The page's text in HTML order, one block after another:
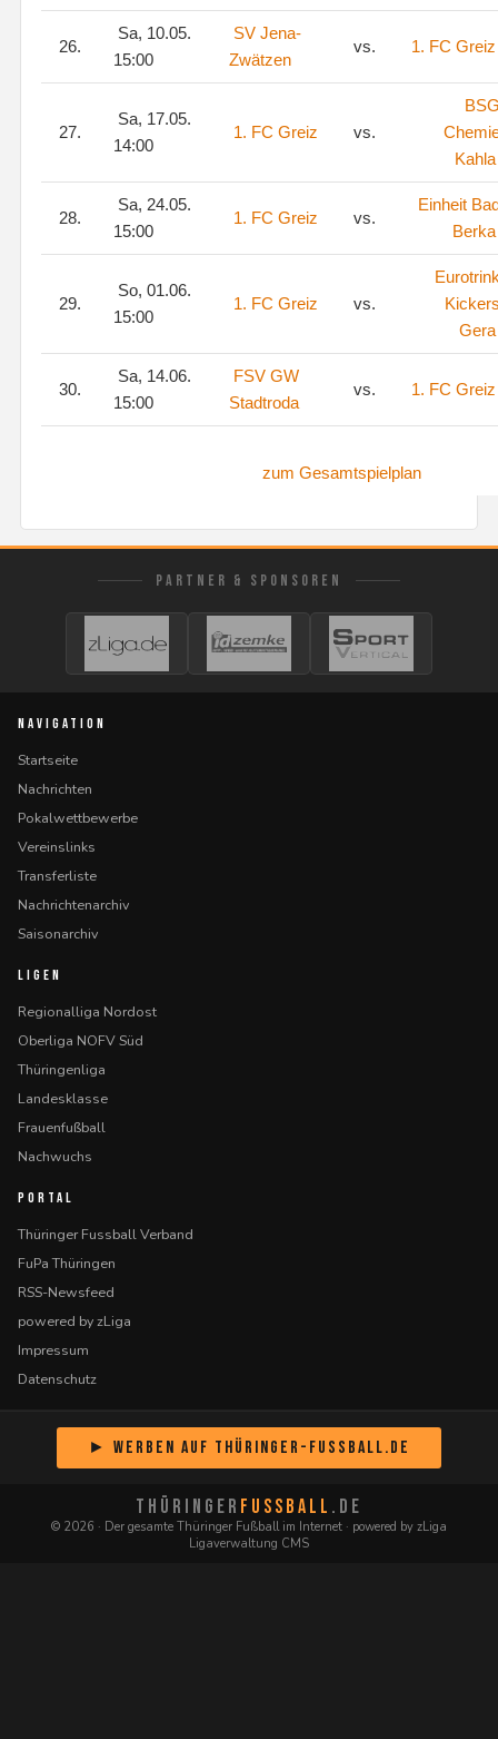
26.
Sa, 10.05.
15:00
SV Jena-
Zwätzen
vs. 1. FC Greiz
27.
Sa, 17.05.
14:00
1. FC Greiz vs.
Kahla
28.
Sa, 24.05.
15:00
1. FC Greiz vs.
Einheit
Berka
29.
So, 01.06.
15:00
1. FC Greiz vs.
Gera
30.
Sa, 14.06.
15:00
FSV GW
Stadtroda
vs. 1. FC Greiz
zum Gesamtspielplan
PARTNER & SPONSOREN
NAVIGATION
Startseite
Nachrichten
Pokalwettbewerbe
Vereinslinks
Transferliste
Nachrichtenarchiv
Saisonarchiv
LIGEN
Regionalliga Nordost
Oberliga NOFV Süd
Thüringenliga
Landesklasse
Frauenfußball
Nachwuchs
PORTAL
Thüringer Fussball Verband
FuPa Thüringen
RSS-Newsfeed
powered by zLiga
Impressum
Datenschutz
► Werben auf Thüringer-Fussball.de
THÜRINGER FUSSBALL .DE
© 2026 · Der gesamte Thüringer Fußball im Internet · powered by zLiga
Ligaverwaltung CMS